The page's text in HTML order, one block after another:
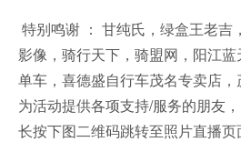
特别鸣谢 ： 甘纯氏，绿盒王老吉
影像，骑行天下，骑盟网，阳江
单车，喜德盛自行车茂名专卖店
为活动提供各项支持/服务的朋友
长按下图二维码跳转至照片直播页